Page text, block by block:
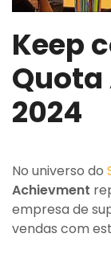
Keep
2024
No universo do
Achievment
empresa de
vendas com